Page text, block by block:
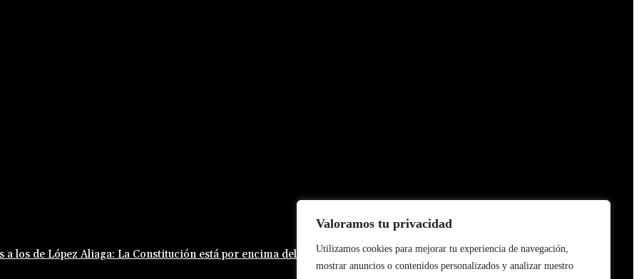
Valoramos tu privacidad
Utilizamos cookies para mejorar tu experiencia de navegación,
mostrar anuncios o contenidos personalizados y analizar nuestro
los de López Aliaga: La Constitución está por encima del reglamento